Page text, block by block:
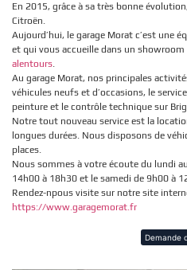
En 2015, grâce à sa très bonne
Citroën.
Aujourd’hui, le garage Morat c’est une
et qui vous accueille dans un showroom
alentours.
Au garage Morat, nos principales
véhicules neufs et d’occasions, le
peinture et le contrôle technique sur
Notre tout nouveau service est la
longues durées. Nous disposons de
places.
Nous sommes à votre écoute du lundi
14h00 à 18h30 et le samedi de 9h00 à
Rendez-npous visite sur notre site
https://www.garagemorat.fr
Demande